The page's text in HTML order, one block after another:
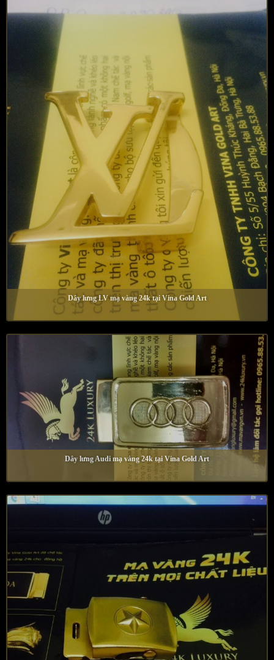
Dây lưng LV mạ vàng 24k tại Vina Gold Art
Dây lưng Audi mạ vàng 24k tại Vina Gold Art